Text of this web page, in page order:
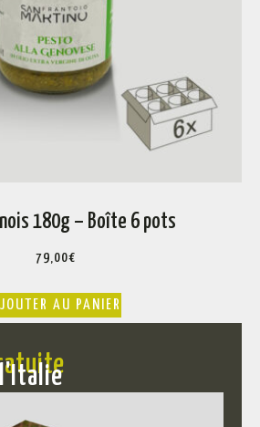
180g – Boîte 6 pots
79,00€
AU PANIER